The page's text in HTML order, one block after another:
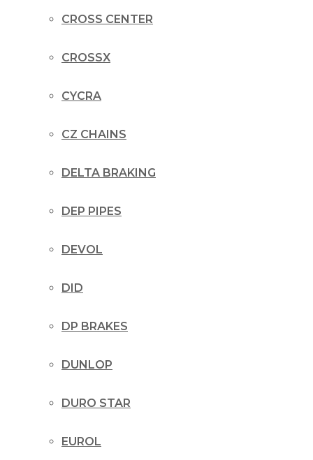
CROSS CENTER
CROSSX
CYCRA
CZ CHAINS
DELTA BRAKING
DEP PIPES
DEVOL
DID
DP BRAKES
DUNLOP
DURO STAR
EUROL